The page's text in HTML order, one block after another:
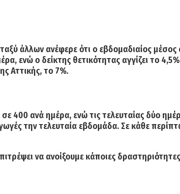
άλλων ανέφερε ότι ο εβδομαδιαίος
ενώ ο δείκτης θετικότητας αγγίζει το 4,5%
Αττικής, το 7%.
σε 400 ανά ημέρα, ενώ τις τελευταίας δύο
την τελευταία εβδομάδα. Σε κάθε
να ανοίξουμε κάποιες